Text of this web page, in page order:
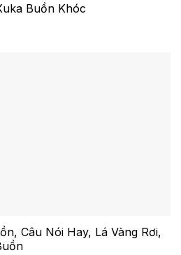
Buồn Khóc
Câu Nói Hay, Lá Vàng Rơi,